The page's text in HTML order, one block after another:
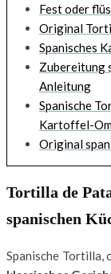
Fest oder
Original
Spanisches
Zubereitung
Anleitung
Spanische
Kartoffel-
Original
Tortilla de
spanischen
Spanische Tortilla,